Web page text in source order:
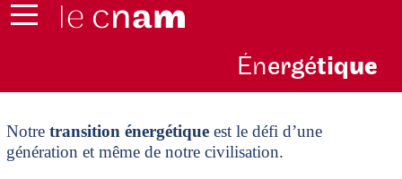
Énergétique
Notretransition énergétiqueest le défi d’une
génération et même de notre civilisation.